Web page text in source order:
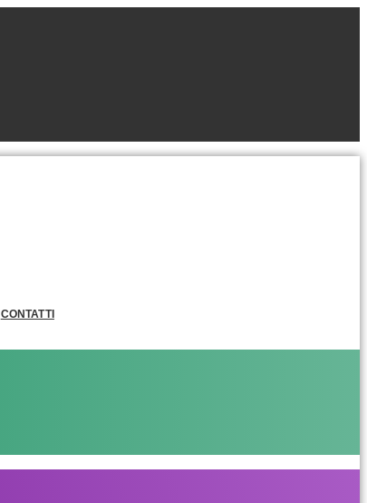
CONTATTI